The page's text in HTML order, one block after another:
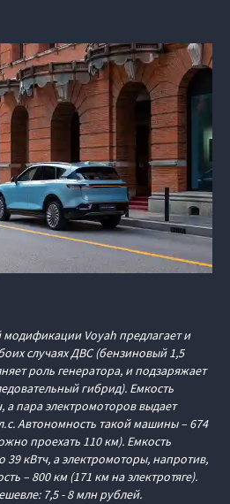
модификации Voyah предлагает и
случаях ДВС (бензиновый 1,5
роль генератора, и подзаряжает
гибрид). Емкость
а пара электромоторов выдает
с. Автономность такой машины – 674
проехать 110 км). Емкость
39 кВтч, а электромоторы, напротив,
– 800 км (171 км на электротяге).
7,5 - 8 млн рублей.